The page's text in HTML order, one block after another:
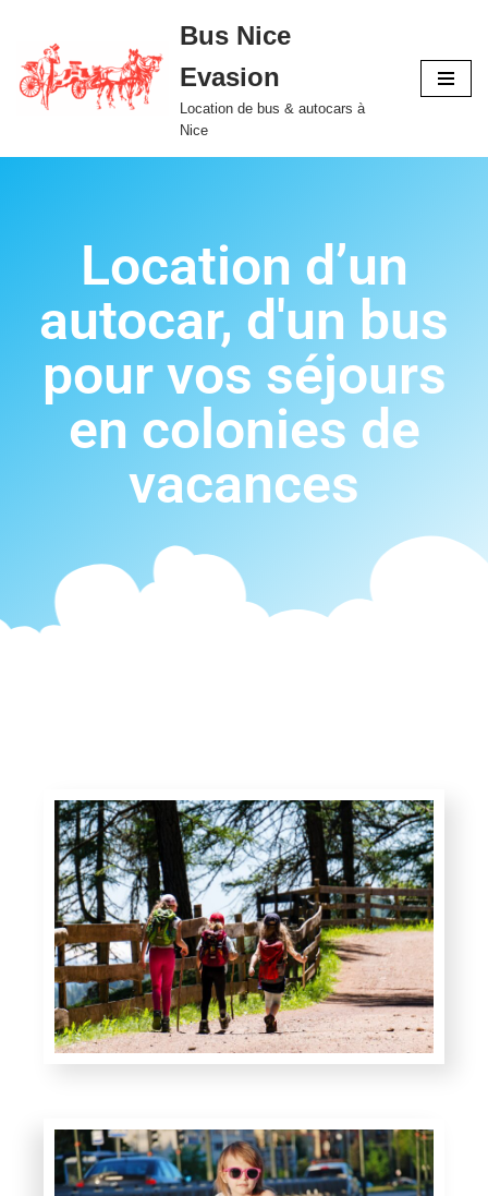
Aller
au
contenu
Bus Nice
Evasion
Location de bus & autocars à
Nice
Location d’un
autocar, d'un bus
pour vos séjours
en colonies de
vacances